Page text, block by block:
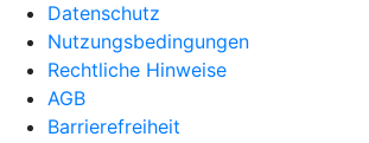
Datenschutz
Nutzungsbedingungen
Rechtliche Hinweise
AGB
Barrierefreiheit